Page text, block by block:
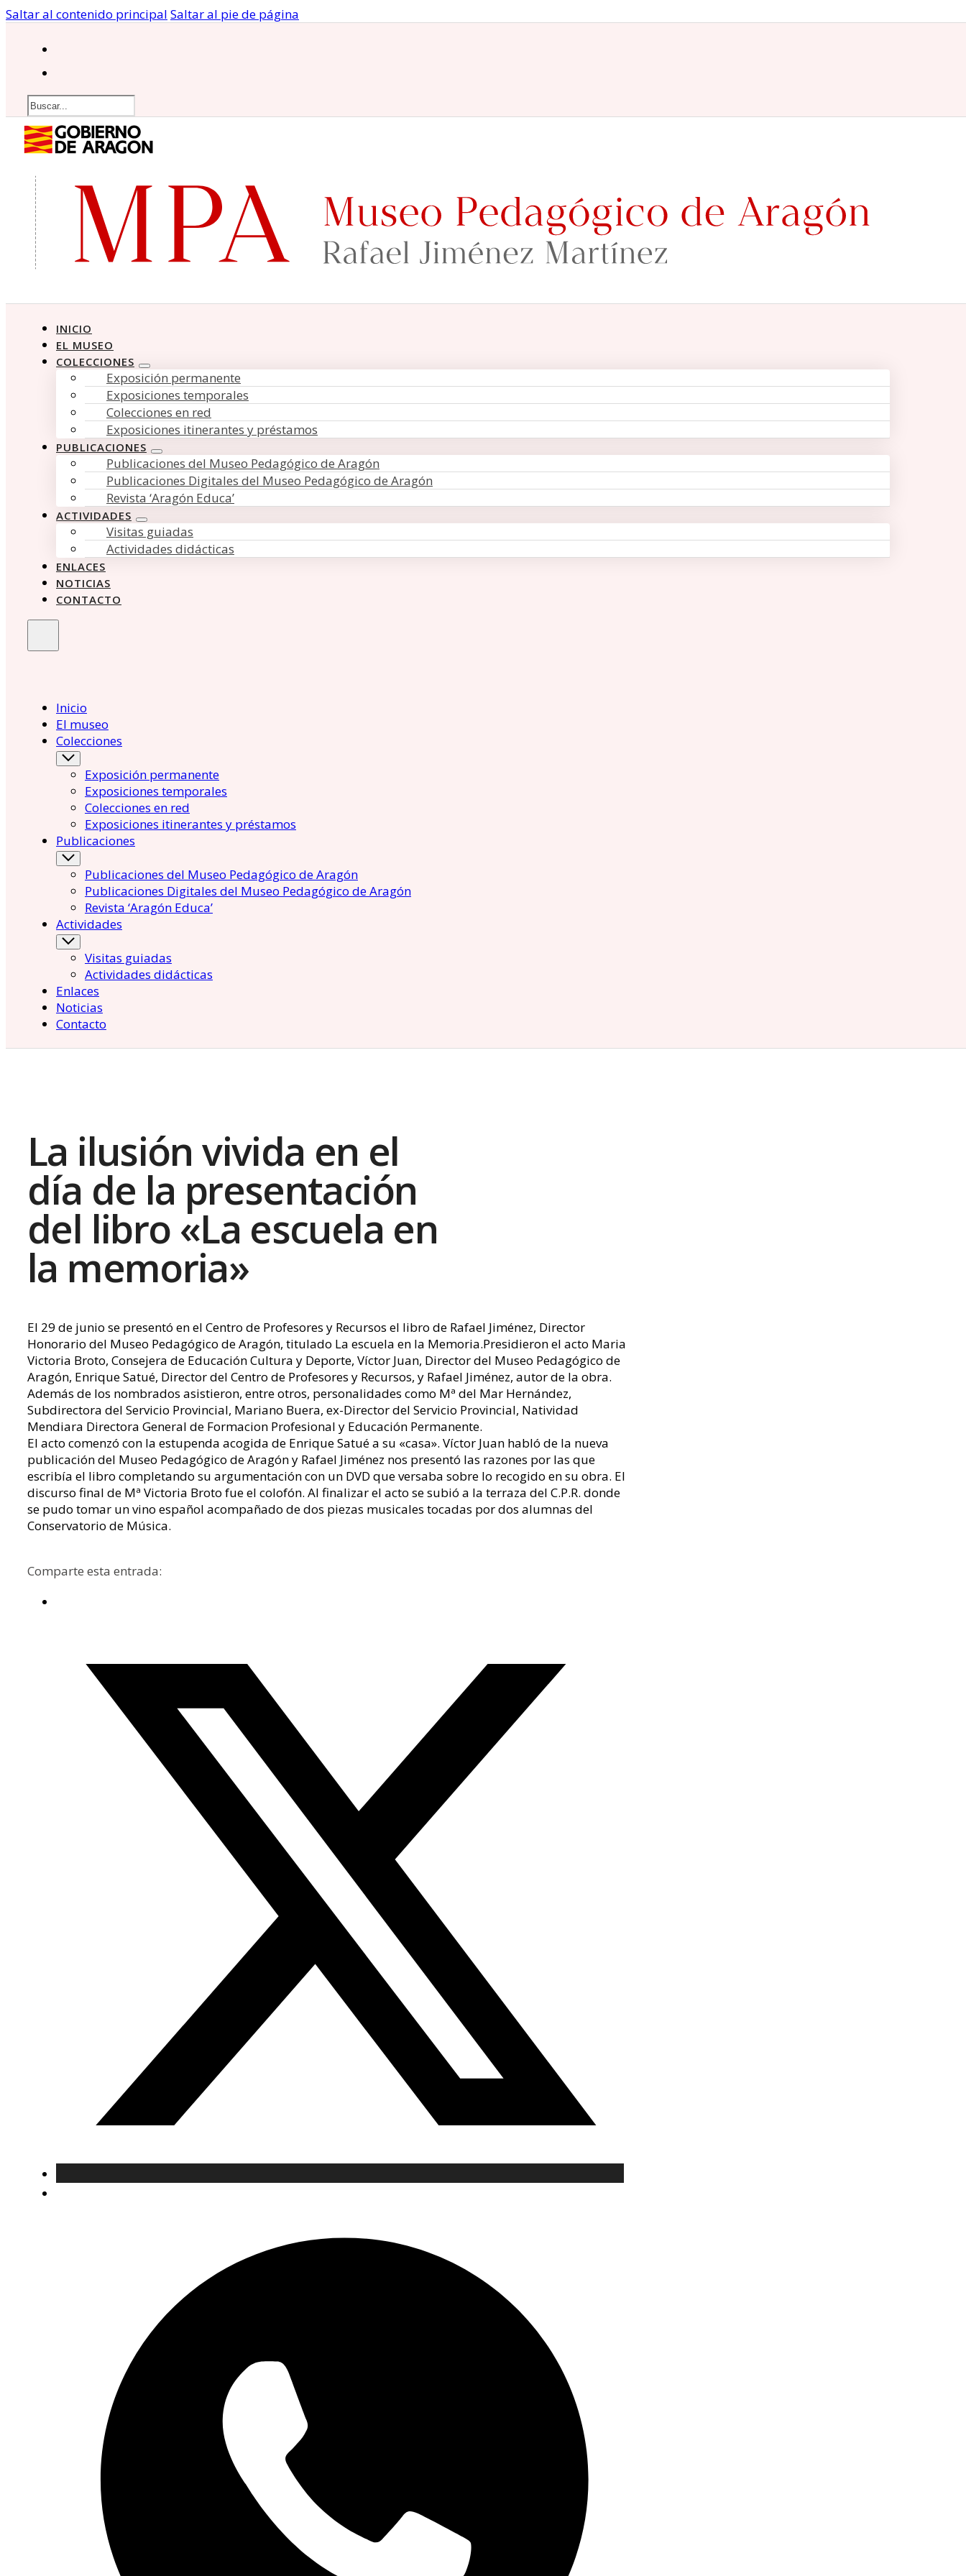
Saltar al contenido principal Saltar al pie de página
Buscar
INICIO
EL MUSEO
COLECCIONES
Exposición permanente
Exposiciones temporales
Colecciones en red
Exposiciones itinerantes y préstamos
PUBLICACIONES
Publicaciones del Museo Pedagógico de Aragón
Publicaciones Digitales del Museo Pedagógico de Aragón
Revista ‘Aragón Educa’
ACTIVIDADES
Visitas guiadas
Actividades didácticas
ENLACES
NOTICIAS
CONTACTO
Inicio
El museo
Colecciones
Exposición permanente
Exposiciones temporales
Colecciones en red
Exposiciones itinerantes y préstamos
Publicaciones
Publicaciones del Museo Pedagógico de Aragón
Publicaciones Digitales del Museo Pedagógico de Aragón
Revista ‘Aragón Educa’
Actividades
Visitas guiadas
Actividades didácticas
Enlaces
Noticias
Contacto
La ilusión vivida en el
día de la presentación
del libro «La escuela en
la memoria»
El 29 de junio se presentó en el Centro de Profesores y Recursos el libro de Rafael Jiménez, Director
Honorario del Museo Pedagógico de Aragón, titulado La escuela en la Memoria.Presidieron el acto Maria
Victoria Broto, Consejera de Educación Cultura y Deporte, Víctor Juan, Director del Museo Pedagógico de
Aragón, Enrique Satué, Director del Centro de Profesores y Recursos, y Rafael Jiménez, autor de la obra.
Además de los nombrados asistieron, entre otros, personalidades como Mª del Mar Hernández,
Subdirectora del Servicio Provincial, Mariano Buera, ex-Director del Servicio Provincial, Natividad
Mendiara Directora General de Formacion Profesional y Educación Permanente.
El acto comenzó con la estupenda acogida de Enrique Satué a su «casa». Víctor Juan habló de la nueva
publicación del Museo Pedagógico de Aragón y Rafael Jiménez nos presentó las razones por las que
escribía el libro completando su argumentación con un DVD que versaba sobre lo recogido en su obra. El
discurso final de Mª Victoria Broto fue el colofón. Al finalizar el acto se subió a la terraza del C.P.R. donde
se pudo tomar un vino español acompañado de dos piezas musicales tocadas por dos alumnas del
Conservatorio de Música.
Comparte esta entrada: